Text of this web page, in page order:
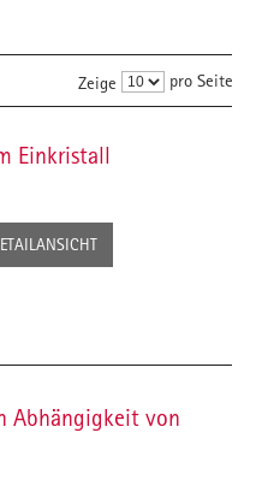
Zeige pro Seite
Einkristall
Abhängigkeit von